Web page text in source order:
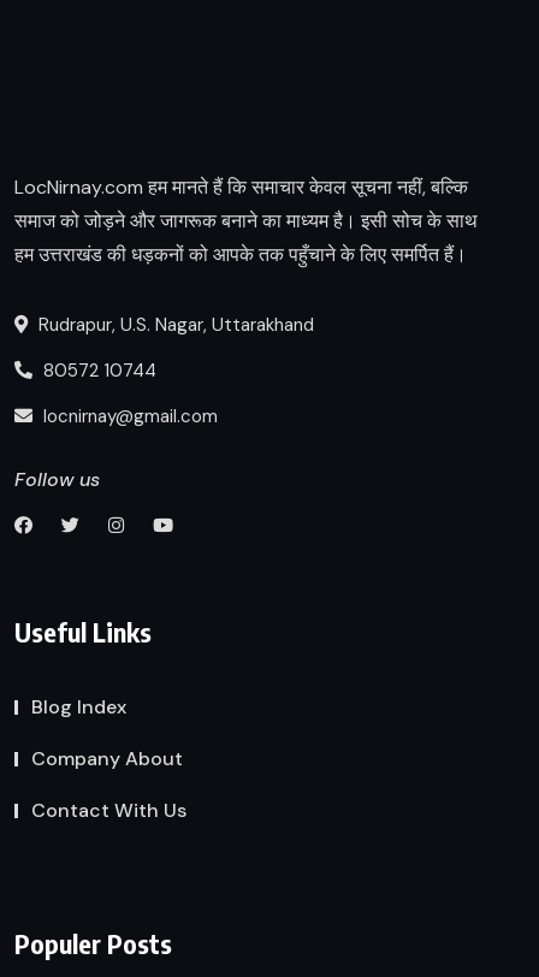
LocNirnay.com हम मानते हैं कि समाचार केवल सूचना नहीं, बल्कि
समाज को जोड़ने और जागरूक बनाने का माध्यम है। इसी सोच के साथ
हम उत्तराखंड की धड़कनों को आपके तक पहुँचाने के लिए समर्पित हैं।
Rudrapur, U.S. Nagar, Uttarakhand
80572 10744
locnirnay@gmail.com
Follow us
Useful Links
Blog Index
Company About
Contact With Us
Populer Posts